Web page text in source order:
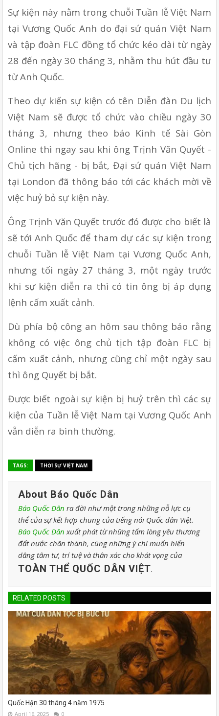
Sự kiện này nằm trong chuỗi Tuần lễ Việt Nam
tại Vương Quốc Anh do đại sứ quán Việt Nam
và tập đoàn FLC đồng tổ chức kéo dài từ ngày
28 đến ngày 30 tháng 3, nhằm thu hút đầu tư
từ Anh Quốc.
Theo dự kiến sự kiện có tên Diễn đàn Du lịch
Việt Nam sẽ được tổ chức vào chiều ngày 30
tháng 3, nhưng theo báo Kinh tế Sài Gòn
Online thì ngay sau khi ông Trịnh Văn Quyết -
Chủ tịch hãng - bị bắt, Đại sứ quán Việt Nam
tại London đã thông báo tới các khách mời về
việc huỷ bỏ sự kiện này.
Ông Trịnh Văn Quyết trước đó được cho biết là
sẽ tới Anh Quốc để tham dự các sự kiện trong
chuỗi Tuần lễ Việt Nam tại Vương Quốc Anh,
nhưng tối ngày 27 tháng 3, một ngày trước
khi sự kiện diễn ra thì có tin ông bị áp dụng
lệnh cấm xuất cảnh.
Dù phía bộ công an hôm sau thông báo rằng
không có việc ông chủ tịch tập đoàn FLC bị
cấm xuất cảnh, nhưng cũng chỉ một ngày sau
thì ông Quyết bị bắt.
Được biết ngoài sự kiện bị huỷ trên thì các sự
kiện của Tuần lễ Việt Nam tại Vương Quốc Anh
vẫn diễn ra bình thường.
TAGS: THỜI SỰ VIỆT NAM
About Báo Quốc Dân
Báo Quốc Dân ra đời như một trong những nỗ lực cụ
thể của sự kết hợp chung của tiếng nói Quốc dân Việt.
Báo Quốc Dân xuất phát từ những tấm lòng yêu thương
đất nước chân thành, cùng những ý chí muốn hiến
dâng tâm tư, trí tuệ và thân xác cho khát vọng của
TOÀN THỂ QUỐC DÂN VIỆT.
RELATED POSTS
Quốc Hận 30 tháng 4 năm 1975
April 16, 2025 0